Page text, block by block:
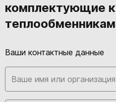
комплектующие к
теплообменникам
Ваши контактные данные